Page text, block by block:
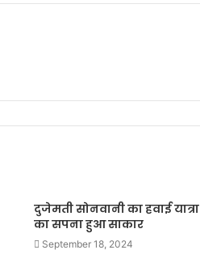
दुजेमती सोनवानी का हवाई यात्रा
का सपना हुआ साकार
September 18, 2024